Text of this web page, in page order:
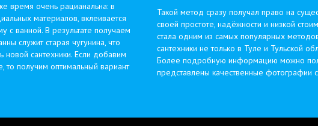
время очень рацианальна: в
материалов, вклеивается
ванной. В результате получаем
служит старая чугунина, что
новой сантехники. Если добавим
то получим оптимальный вариант
Такой метод сразу получал право на
своей простоте, надёжности и низкой
стала одним из самых популярных
сантехники не только в Туле и Тульской
Более подробную информацию можно
представлены качественные фотографии